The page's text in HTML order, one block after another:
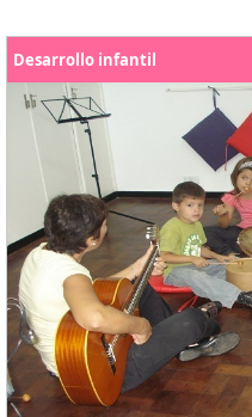
Desarrollo infantil